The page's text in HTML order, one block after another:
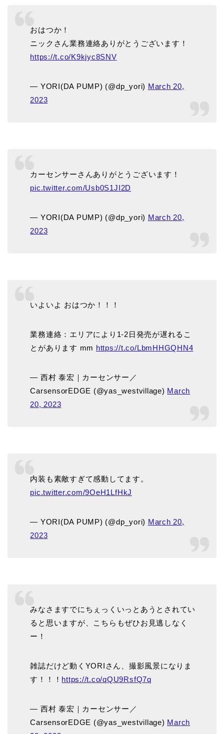
おはつか！
ニックさん業務連絡ありがとうございます！
https://t.co/K9kjyc8SNV
— YORI(DA PUMP) (@dp_yori) March 20,
2023
カーセンサーさんありがとうございます！
pic.twitter.com/Usb0S1JI2D
— YORI(DA PUMP) (@dp_yori) March 20,
2023
いよいよ おはつか！！！
業務連絡：エリアにより1-2日発売が遅れるこ
とがあります mm https://t.co/LbmHHGQHN4
— 西村 泰宏｜カーセンサー／
CarsensorEDGE (@yas_westvillage) March
20, 2023
内装も素敵すぎて感動してます。
pic.twitter.com/9OeH1LfHkJ
— YORI(DA PUMP) (@dp_yori) March 20,
2023
みなさますでにちぇっくいっとあうとされてい
ると思いますが、こちらもぜひお見逃しなく
ー！
雑誌だけど動くYORIさん、撮影風景になりま
す！！！ https://t.co/qQU9RsfQ7q
— 西村 泰宏｜カーセンサー／
CarsensorEDGE (@yas_westvillage) March